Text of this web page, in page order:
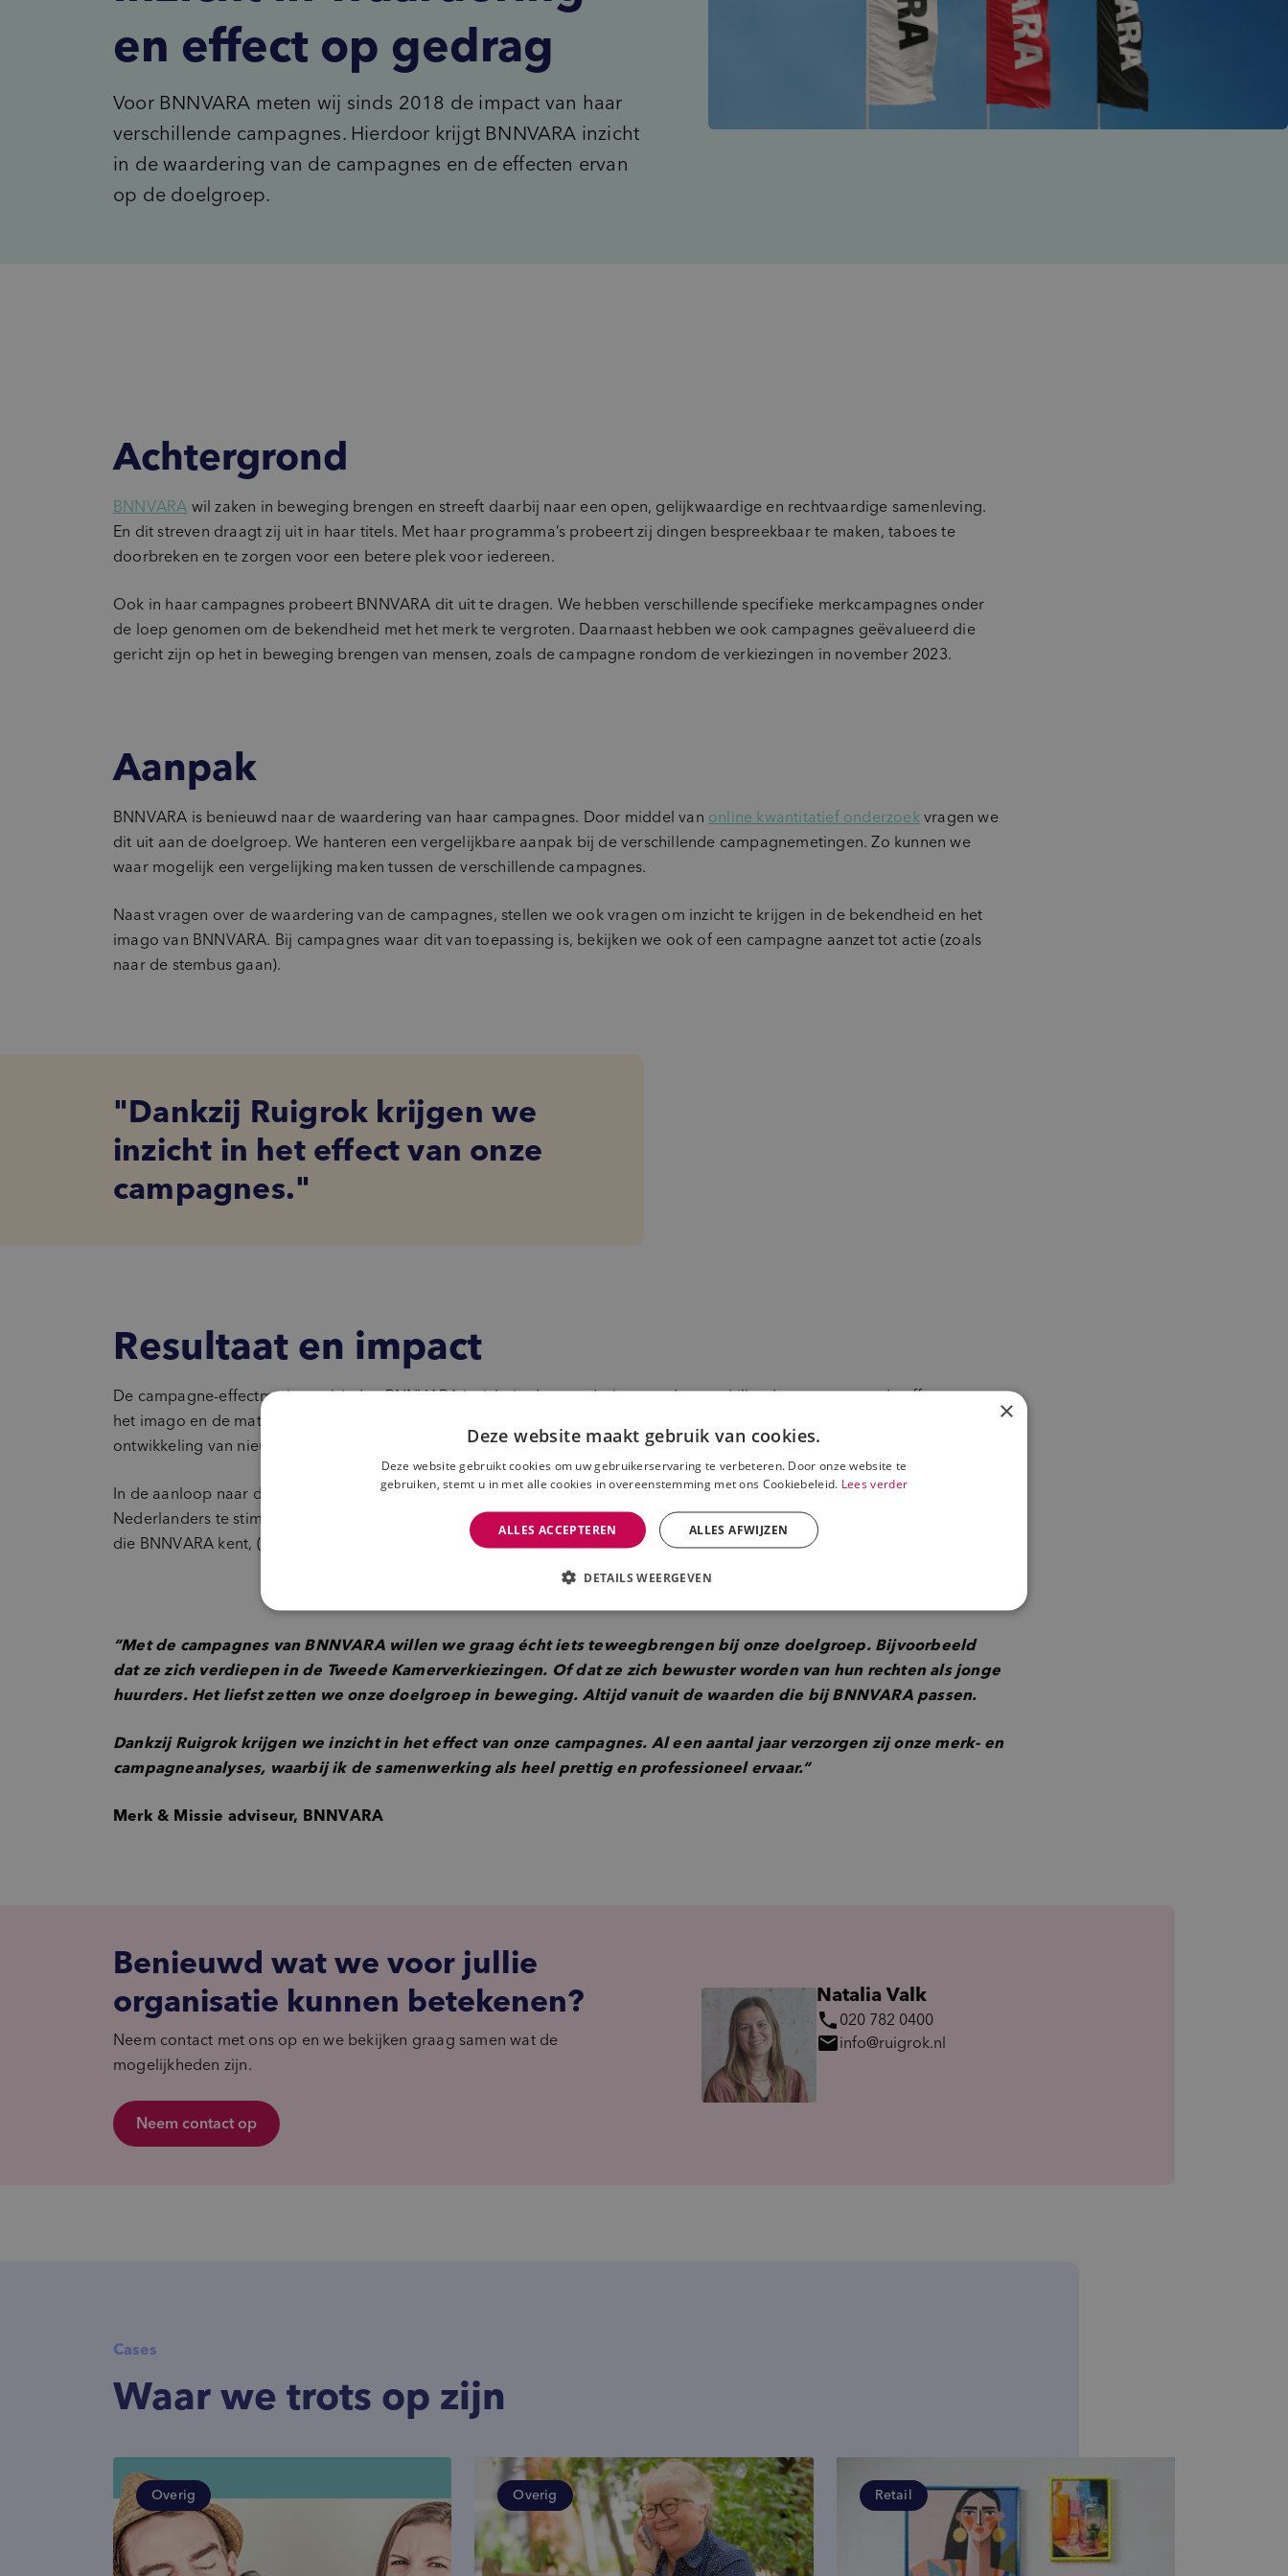
inventory_2 Product-ontwikkeling
sign_language Usage & Attitude
groups_2(Potentiële) doelgroepen
psychology_altBehoeften
record_voice_overOpinieonderzoek
en effect op gedrag
Voor BNNVARA meten wij sinds 2018 de impact van haar
verschillende campagnes. Hierdoor krijgt BNNVARA inzicht
in de waardering van de campagnes en de effecten ervan
op de doelgroep.
Achtergrond
BNNVARA wil zaken in beweging brengen en streeft daarbij naar een open, gelijkwaardige en rechtvaardige samenleving.
En dit streven draagt zij uit in haar titels. Met haar programma’s probeert zij dingen bespreekbaar te maken, taboes te
doorbreken en te zorgen voor een betere plek voor iedereen.
Ook in haar campagnes probeert BNNVARA dit uit te dragen. We hebben verschillende specifieke merkcampagnes onder
de loep genomen om de bekendheid met het merk te vergroten. Daarnaast hebben we ook campagnes geëvalueerd die
gericht zijn op het in beweging brengen van mensen, zoals de campagne rondom de verkiezingen in november 2023.
Aanpak
BNNVARA is benieuwd naar de waardering van haar campagnes. Door middel van online kwantitatief onderzoek vragen we
dit uit aan de doelgroep. We hanteren een vergelijkbare aanpak bij de verschillende campagnemetingen. Zo kunnen we
waar mogelijk een vergelijking maken tussen de verschillende campagnes.
Naast vragen over de waardering van de campagnes, stellen we ook vragen om inzicht te krijgen in de bekendheid en het
imago van BNNVARA. Bij campagnes waar dit van toepassing is, bekijken we ook of een campagne aanzet tot actie (zoals
naar de stembus gaan).
Dankzij Ruigrok krijgen we
inzicht in het effect van onze
campagnes.
Resultaat en impact
De campagne-effectmetingen bieden BNNVARA inzicht in de waardering van de verschillende campagnes, de effecten op
het imago en de mate de campagnes de doelgroep in beweging brengen. Deze inzichten neemt zij weer mee in de
ontwikkeling van nieuwe campagnes.
In de aanloop naar de Tweede Kamerverkiezingen (22 november 2023) heeft BNNVARA een campagne gevoerd om
Nederlanders te stimuleren om te gaan stemmen. Uit het onderzoek van deze campagne blijkt dat 22% van de Nederlanders
die BNNVARA kent, (mede) door de campagne naar de stembus is gegaan.
“Met de campagnes van BNNVARA willen we graag écht iets teweegbrengen bij onze doelgroep. Bijvoorbeeld
dat ze zich verdiepen in de Tweede Kamerverkiezingen. Of dat ze zich bewuster worden van hun rechten als jonge
huurders. Het liefst zetten we onze doelgroep in beweging. Altijd vanuit de waarden die bij BNNVARA passen.
Dankzij Ruigrok krijgen we inzicht in het effect van onze campagnes. Al een aantal jaar verzorgen zij onze merk- en
campagneanalyses, waarbij ik de samenwerking als heel prettig en professioneel ervaar.“
Merk & Missie adviseur, BNNVARA
Benieuwd wat we voor jullie
organisatie kunnen betekenen?
Neem contact met ons op en we bekijken graag samen wat de
mogelijkheden zijn.
Neem contact op
Natalia Valk
phone 020 782 0400
mailinfo@ruigrok.nl
Waar we trots op zijn
Cases
Overig Overig Retail
×
Deze website maakt gebruik van cookies.
Deze website gebruikt cookies om uw gebruikerservaring te verbeteren. Door onze website te
gebruiken, stemt u in met alle cookies in overeenstemming met ons Cookiebeleid. Lees verder
ALLES ACCEPTEREN ALLES AFWIJZEN
DETAILS WEERGEVEN